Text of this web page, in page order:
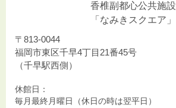
香椎副都心公共施設
「なみきスクエア」
〒813-0044
福岡市東区千早4丁目21番45号
（千早駅西側）
休館日：
毎月最終月曜日（休日の時は翌平日）